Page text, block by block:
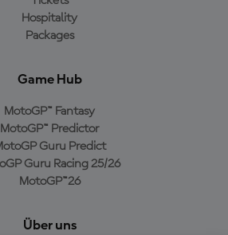
Hospitality
Packages
Game Hub
MotoGP™ Fantasy
MotoGP™ Predictor
Guru Predict
Guru Racing 25/26
MotoGP™26
Über uns